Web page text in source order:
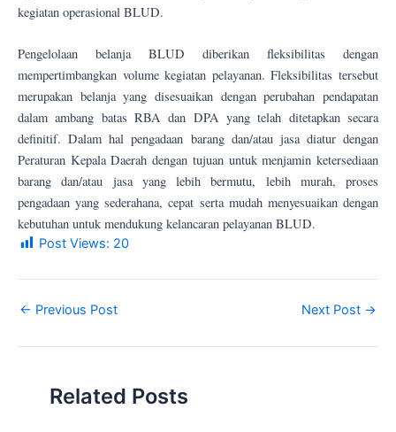
kegiatan operasional BLUD.
Pengelolaan belanja BLUD diberikan fleksibilitas dengan
mempertimbangkan volume kegiatan pelayanan. Fleksibilitas tersebut
merupakan belanja yang disesuaikan dengan perubahan pendapatan
dalam ambang batas RBA dan DPA yang telah ditetapkan secara
definitif. Dalam hal pengadaan barang dan/atau jasa diatur dengan
Peraturan Kepala Daerah dengan tujuan untuk menjamin ketersediaan
barang dan/atau jasa yang lebih bermutu, lebih murah, proses
pengadaan yang sederahana, cepat serta mudah menyesuaikan dengan
kebutuhan untuk mendukung kelancaran pelayanan BLUD.
Post Views: 20
← Previous Post Next Post →
Related Posts